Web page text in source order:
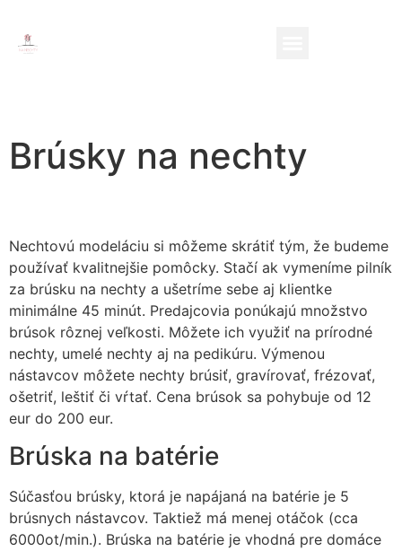
Brúsky na nechty
Nechtovú modeláciu si môžeme skrátiť tým, že budeme
používať kvalitnejšie pomôcky. Stačí ak vymeníme pilník
za brúsku na nechty a ušetríme sebe aj klientke
minimálne 45 minút. Predajcovia ponúkajú množstvo
brúsok rôznej veľkosti. Môžete ich využiť na prírodné
nechty, umelé nechty aj na pedikúru. Výmenou
nástavcov môžete nechty brúsiť, gravírovať, frézovať,
ošetriť, leštiť či vŕtať. Cena brúsok sa pohybuje od 12
eur do 200 eur.
Brúska na batérie
Súčasťou brúsky, ktorá je napájaná na batérie je 5
brúsnych nástavcov. Taktiež má menej otáčok (cca
6000ot/min.). Brúska na batérie je vhodná pre domáce